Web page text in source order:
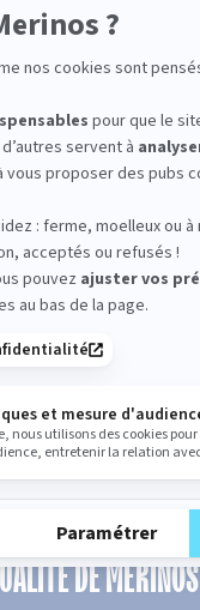
gratuite
Française
d'essai*
en 3x ou 4x sans
DE